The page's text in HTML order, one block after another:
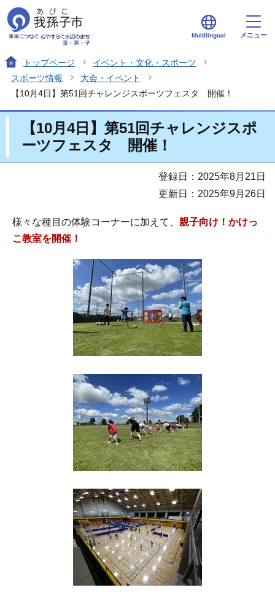
Multilingual メニュー
トップページ
イベント・文化・スポーツ
スポーツ情報
大会・イベント
【10月4日】第51回チャレンジスポーツフェスタ 開催！
【10月4日】第51回チャレンジスポ
ーツフェスタ 開催！
登録日：2025年8月21日
更新日：2025年9月26日
様々な種目の体験コーナーに加えて、 親子向け！かけっ
こ教室を開催！